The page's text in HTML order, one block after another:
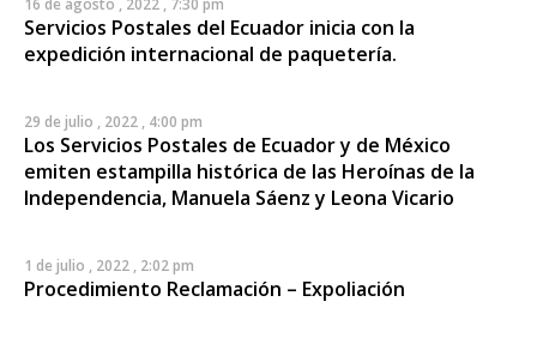
Servicios Postales del Ecuador inicia con la
expedición internacional de paquetería.
29 de julio , 2022 , 4:00 pm
Los Servicios Postales de Ecuador y de México
emiten estampilla histórica de las Heroínas de la
Independencia, Manuela Sáenz y Leona Vicario
1 de julio , 2022 , 2:02 pm
Procedimiento Reclamación – Expoliación